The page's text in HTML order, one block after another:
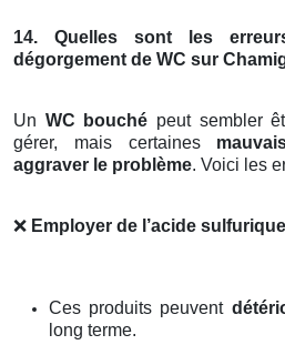
14. Quelles sont les
dégorgement de WC sur
Un WC bouché peut sembler
gérer, mais certaines
aggraver le problème. Voici les
❌ Employer de l’acide sulfurique
Ces produits peuvent
long terme.